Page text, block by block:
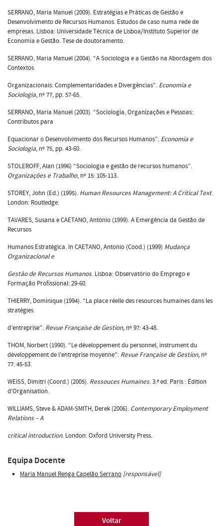
SERRANO, Maria Manuel (2009). Estratégias e Práticas de Gestão e
Desenvolvimento de Recursos Humanos. Estudos de caso numa rede de
empresas. Lisboa: Universidade Técnica de Lisboa/Instituto Superior de
Economia e Gestão. Tese de doutoramento.
SERRANO, Maria Manuel (2004). “A Sociologia e a Gestão na Abordagem dos
Contextos
Organizacionais: Complementaridades e Divergências”. Economia e
Sociologia, nº 77, pp. 57-65.
SERRANO, Maria Manuel (2003). “Sociologia, Organizações e Pessoas:
Contributos para
Equacionar o Desenvolvimento dos Recursos Humanos”. Economia e
Sociologia, nº 75, pp. 43-60.
STOLEROFF, Alan (1996) “Sociologia e gestão de recursos humanos”.
Organizações e Trabalho, nº 15: 105-113.
STOREY, John (Ed.) (1995). Human Resources Management: A Critical Text.
London: Routledge.
TAVARES, Susana e CAETANO, António (1999). A Emergência da Gestão de
Recursos
Humanos Estratégica. In CAETANO, Antonio (Cood.) (1999) Mudança
Organizacional e
Gestão de Recursos Humanos. Lisboa: Observatório do Emprego e
Formação Profissional: 29-60.
THIERRY, Dominique (1994). “La place réelle des resources humaines dans les
stratégies
d’entreprise”. Revue Française de Gestion, nº 97: 43-48.
THOM, Norbert (1990). “Le développement du personnel, instrument du
développement de l’entreprise moyenne”. Revue Française de Gestion, nº
77: 45-53.
WEISS, Dimitri (Coord.) (2005). Ressouces Humaines. 3.ª ed. Paris : Édition
d’Organisation.
WILLIAMS, Steve & ADAM-SMITH, Derek (2006). Contemporary Employment
Relations – A
critical introduction. London: Oxford University Press.
Equipa Docente
Maria Manuel Renga Capelão Serrano [responsável]
Voltar